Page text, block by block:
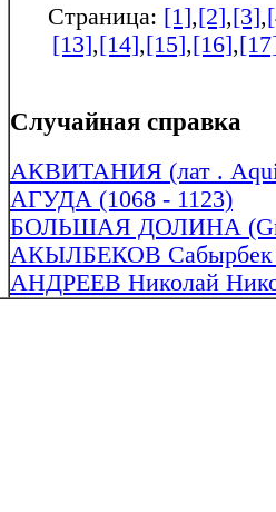
Страница: [1],[2],[3],
[13],[14],[15],[16],
Случайная справка
АКВИТАНИЯ (лат .
АГУДА (1068 - 1123)
БОЛЬШАЯ ДОЛИНА
АКЫЛБЕКОВ Сабырбек
АНДРЕЕВ Николай